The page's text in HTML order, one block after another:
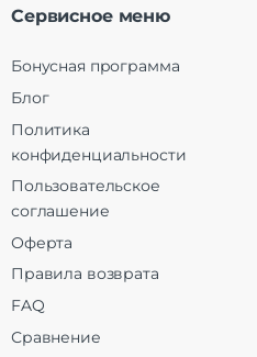
Сервисное меню
Бонусная программа
Блог
Политика
конфиденциальности
Пользовательское
соглашение
Оферта
Правила возврата
FAQ
Сравнение